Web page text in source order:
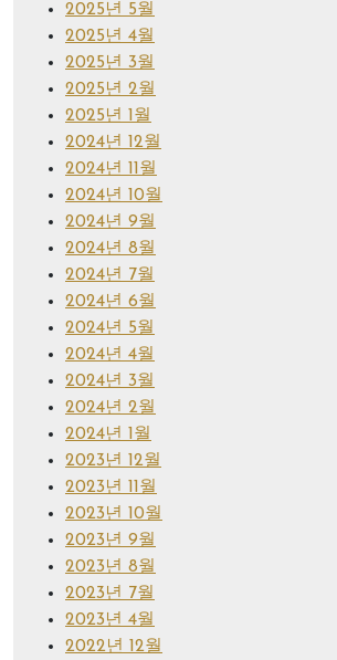
2025년 5월
2025년 4월
2025년 3월
2025년 2월
2025년 1월
2024년 12월
2024년 11월
2024년 10월
2024년 9월
2024년 8월
2024년 7월
2024년 6월
2024년 5월
2024년 4월
2024년 3월
2024년 2월
2024년 1월
2023년 12월
2023년 11월
2023년 10월
2023년 9월
2023년 8월
2023년 7월
2023년 4월
2022년 12월